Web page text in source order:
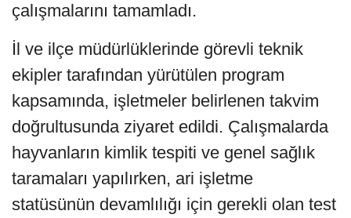
çalışmalarını tamamladı.
İl ve ilçe müdürlüklerinde görevli teknik
ekipler tarafından yürütülen program
kapsamında, işletmeler belirlenen takvim
doğrultusunda ziyaret edildi. Çalışmalarda
hayvanların kimlik tespiti ve genel sağlık
taramaları yapılırken, ari işletme
statüsünün devamlılığı için gerekli olan test